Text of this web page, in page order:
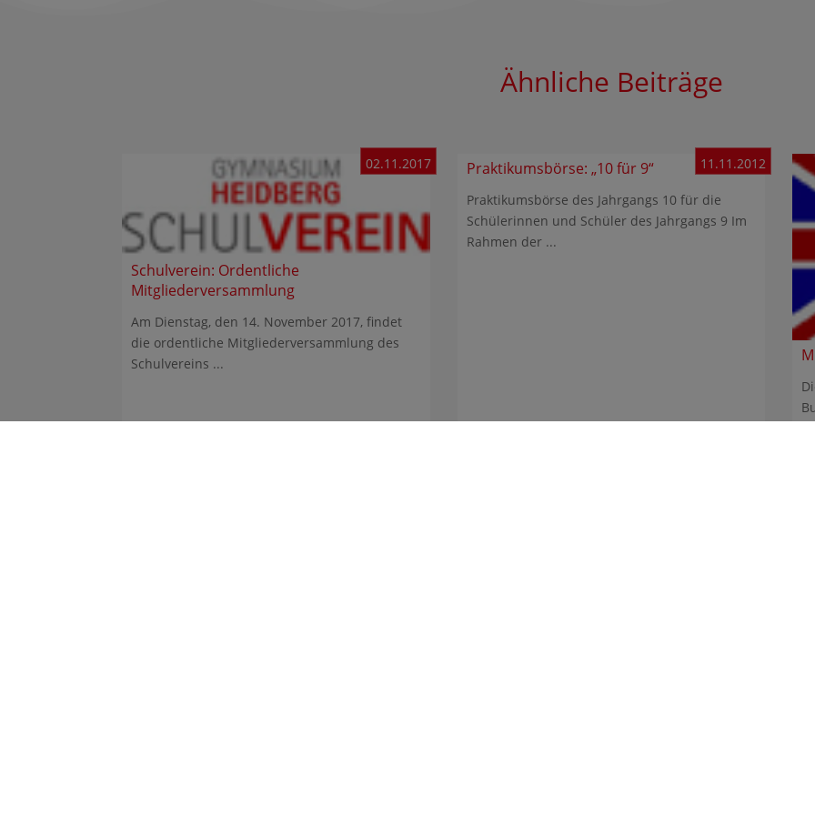
Ähnliche Beiträge
Schulverein: Ordentliche
Mitgliederversammlung
02.11.2017
Am Dienstag, den 14. November 2017, findet
die ordentliche Mitgliederversammlung des
Schulvereins ...
Praktikumsbörse: „10 für 9“ 11.11.2012
Praktikumsbörse des Jahrgangs 10 für die
Schülerinnen und Schüler des Jahrgangs 9 Im
Rahmen der ...